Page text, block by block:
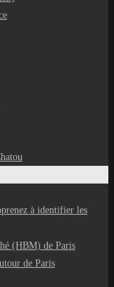
à identifier les
(HBM) de Paris
de Paris